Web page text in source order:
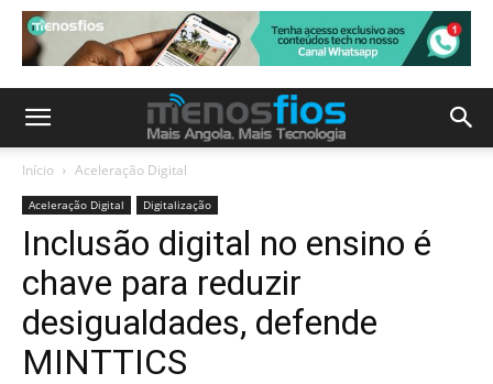
Início Aceleração Digital
Aceleração Digital Digitalização
Inclusão digital no ensino é
chave para reduzir
desigualdades, defende
MINTTICS